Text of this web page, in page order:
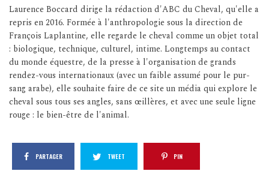
Laurence Boccard dirige la rédaction d'ABC du Cheval, qu'elle a
repris en 2016. Formée à l'anthropologie sous la direction de
François Laplantine, elle regarde le cheval comme un objet total
: biologique, technique, culturel, intime. Longtemps au contact
du monde équestre, de la presse à l'organisation de grands
rendez-vous internationaux (avec un faible assumé pour le pur-
sang arabe), elle souhaite faire de ce site un média qui explore le
cheval sous tous ses angles, sans œillères, et avec une seule ligne
rouge : le bien-être de l'animal.
PARTAGER TWEET PIN